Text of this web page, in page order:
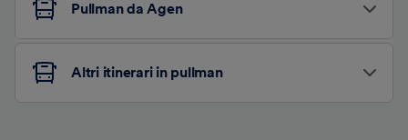
Pullman da Agen
Altri itinerari in pullman